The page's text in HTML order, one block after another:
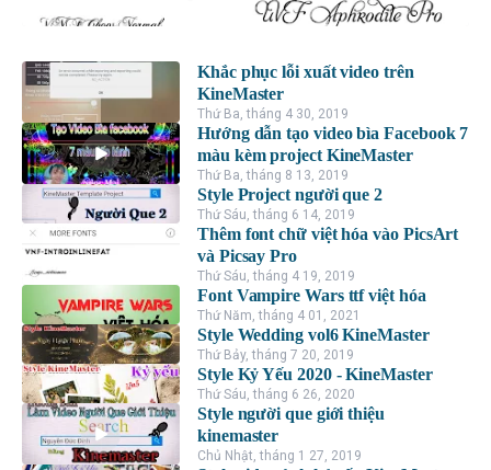
Khắc phục lỗi xuất video trên
KineMaster
Thứ Ba, tháng 4 30, 2019
Hướng dẫn tạo video bìa Facebook 7
màu kèm project KineMaster
Thứ Ba, tháng 8 13, 2019
Style Project người que 2
Thứ Sáu, tháng 6 14, 2019
Thêm font chữ việt hóa vào PicsArt
và Picsay Pro
Thứ Sáu, tháng 4 19, 2019
Font Vampire Wars ttf việt hóa
Thứ Năm, tháng 4 01, 2021
Style Wedding vol6 KineMaster
Thứ Bảy, tháng 7 20, 2019
Style Kỷ Yếu 2020 - KineMaster
Thứ Sáu, tháng 6 26, 2020
Style người que giới thiệu
kinemaster
Chủ Nhật, tháng 1 27, 2019